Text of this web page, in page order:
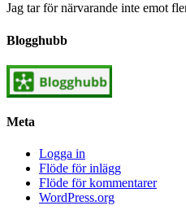
Jag tar för närvarande inte emot
Blogghubb
Meta
Logga in
Flöde för inlägg
Flöde för kommentarer
WordPress.org